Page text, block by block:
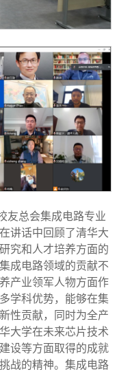
友总会集成电路专业
讲话中回顾了清华大
究和人才培养方面的
成电路领域的贡献不
产业领军人物方面作
学科优势，能够在集
性贡献，同时为全产
大学在未来芯片技术
设等方面取得的成就
战的精神。集成电路